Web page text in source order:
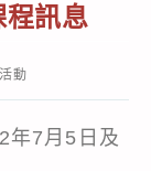
程訊息
動
年7月5日及